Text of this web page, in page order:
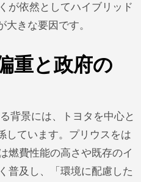
が依然としてハイブリッド
きな要因です。
重と政府の
背景には、トヨタを中心と
しています。プリウスをは
燃費性能の高さや既存のイ
普及し、「環境に配慮した